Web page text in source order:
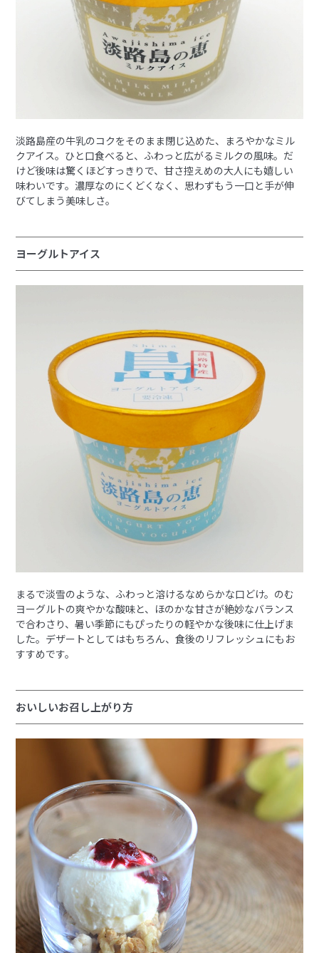
淡路島産の牛乳のコクをそのまま閉じ込めた、まろやかなミル
クアイス。ひと口食べると、ふわっと広がるミルクの風味。だ
けど後味は驚くほどすっきりで、甘さ控えめの大人にも嬉しい
味わいです。濃厚なのにくどくなく、思わずもう一口と手が伸
びてしまう美味しさ。
ヨーグルトアイス
まるで淡雪のような、ふわっと溶けるなめらかな口どけ。のむ
ヨーグルトの爽やかな酸味と、ほのかな甘さが絶妙なバランス
で合わさり、暑い季節にもぴったりの軽やかな後味に仕上げま
した。デザートとしてはもちろん、食後のリフレッシュにもお
すすめです。
おいしいお召し上がり方